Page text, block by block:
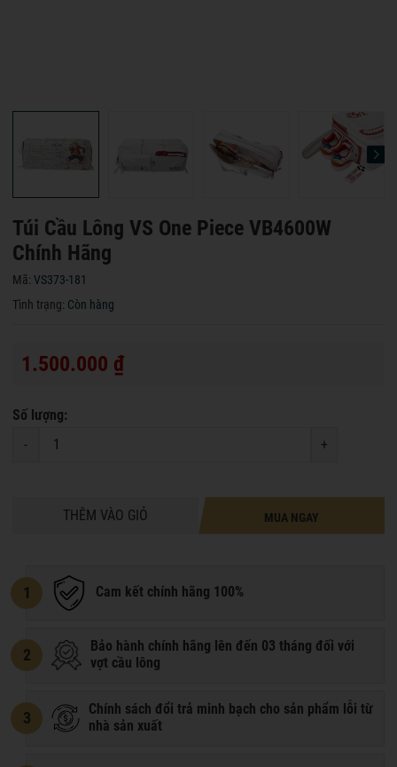
Túi Cầu Lông VS One Piece VB4600W
Chính Hãng
Mã: VS373-181
Tình trạng: Còn hàng
1.500.000 ₫
Số lượng:
-
+
THÊM VÀO GIỎ MUA NGAY
1 Cam kết chính hãng 100%
2
Bảo hành chính hãng lên đến 03 tháng đối với
vợt cầu lông
3
Chính sách đổi trả minh bạch cho sản phẩm lỗi từ
nhà sản xuất